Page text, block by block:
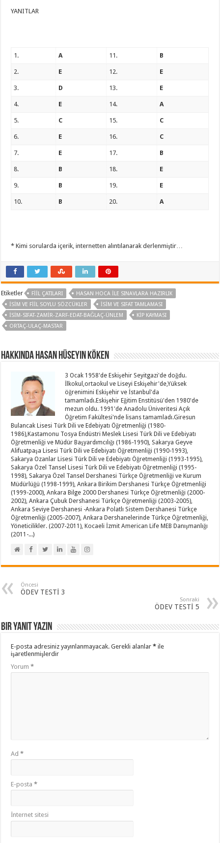
YANITLAR
1. A 11. B
2. E 12. E
3. D 13. E
4. E 14. A
5. C 15. C
6. E 16. C
7. E 17. B
8. B 18. E
9. B 19. E
10. B 20. A
* Kimi sorularda içerik, internetten alıntılanarak derlenmiştir…
Etiketler FIIL ÇATILARI
HASAN HOCA ILE SINAVLARA HAZIRLIK
İSIM VE FIIL SOYLU SÖZCÜKLER
İSIM VE SIFAT TAMLAMASI
ISIM-SIFAT-ZAMIR-ZARF-EDAT-BAĞLAÇ-ÜNLEM
KIP KAYMASI
ORTAÇ-ULAÇ-MASTAR
Hakkında Hasan Hüseyin KÖKEN
3 Ocak 1958'de Eskişehir Seyitgazi'de doğdu.
İlkokul,ortaokul ve Liseyi Eskişehir'de,Yüksek
öğrenimini Eskişehir ve İstanbul'da
tamamladı.Eskişehir Eğitim Enstitüsü'den 1980'de
mezun oldu. 1991'de Anadolu Üniveritesi Açık
Öğretim Fakültesi'nde lisans tamamladı.Giresun
Bulancak Lisesi Türk Dili ve Edebiyatı Öğretmenliği (1980-
1986),Kastamonu Tosya Endüstri Meslek Lisesi Türk Dili ve Edebiyatı
Öğretmenliği ve Müdür Başyardımcılığı (1986-1990), Sakarya Geyve
Alifuatpaşa Lisesi Türk Dili ve Edebiyatı Öğretmenliği (1990-1993),
Sakarya Ozanlar Lisesi Türk Dili ve Edebiyatı Öğretmenliği (1993-1995),
Sakarya Özel Tansel Lisesi Türk Dili ve Edebiyatı Öğretmenliği (1995-
1998), Sakarya Özel Tansel Dershanesi Türkçe Öğretmenliği ve Kurum
Müdürlüğü (1998-1999), Ankara Birikim Dershanesi Türkçe Öğretmenliği
(1999-2000), Ankara Bilge 2000 Dershanesi Türkçe Öğretmenliği (2000-
2002), Ankara Çubuk Dershanesi Türkçe Öğretmenliği (2003-2005),
Ankara Seviye Dershanesi -Ankara Polatlı Sistem Dershanesi Türkçe
Öğretmenliği (2005-2007), Ankara Dershanelerinde Türkçe Öğretmenliği,
Yöneticilikler. (2007-2011), Kocaeli İzmit American Life MEB Danışmanlığı
(2011-...)
Öncesi
ÖDEV TESTİ 3
Sonraki
ÖDEV TESTİ 5
Bir yanıt yazın
E-posta adresiniz yayınlanmayacak. Gerekli alanlar* ile
işaretlenmişlerdir
Yorum*
Ad*
E-posta*
İnternet sitesi